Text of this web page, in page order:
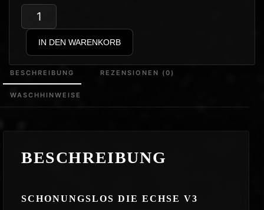
Schonungslos
–
Echse
v3
Hoodie
IN DEN WARENKORB
BESCHREIBUNG REZENSIONEN (0)
WASCHHINWEISE
BESCHREIBUNG
SCHONUNGSLOS DIE ECHSE V3